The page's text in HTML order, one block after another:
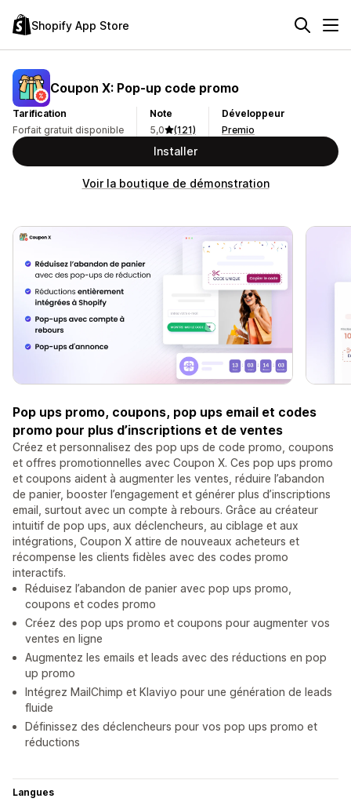
Shopify App Store
Coupon X: Pop‑up code promo
Tarification
Forfait gratuit disponible
Note
5,0
(121)
Développeur
Premio
Installer
Voir la boutique de démonstration
Pop ups promo, coupons, pop ups email et codes
promo pour plus d’inscriptions et de ventes
Créez et personnalisez des pop ups de code promo, coupons
et offres promotionnelles avec Coupon X. Ces pop ups promo
et coupons aident à augmenter les ventes, réduire l’abandon
de panier, booster l’engagement et générer plus d’inscriptions
email, surtout avec un compte à rebours. Grâce au créateur
intuitif de pop ups, aux déclencheurs, au ciblage et aux
intégrations, Coupon X attire de nouveaux acheteurs et
récompense les clients fidèles avec des codes promo
interactifs.
Réduisez l’abandon de panier avec pop ups promo,
coupons et codes promo
Créez des pop ups promo et coupons pour augmenter vos
ventes en ligne
Augmentez les emails et leads avec des réductions en pop
up promo
Intégrez MailChimp et Klaviyo pour une génération de leads
fluide
Définissez des déclencheurs pour vos pop ups promo et
réductions
Langues